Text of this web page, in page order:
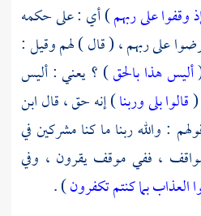
وقفوا على ربهم) أي : على حكمه
على ربهم ، ( قال ) لهم وقيل :
(أليس هذا بالحق) ؟ يعني : أليس
(قالوا بلى وربنا) إنه حق ، قالابن
: والله ربنا ما كنا مشركين في
، ففي موقف يقرون ، وفي
العذاب بما كنتم تكفرون) .